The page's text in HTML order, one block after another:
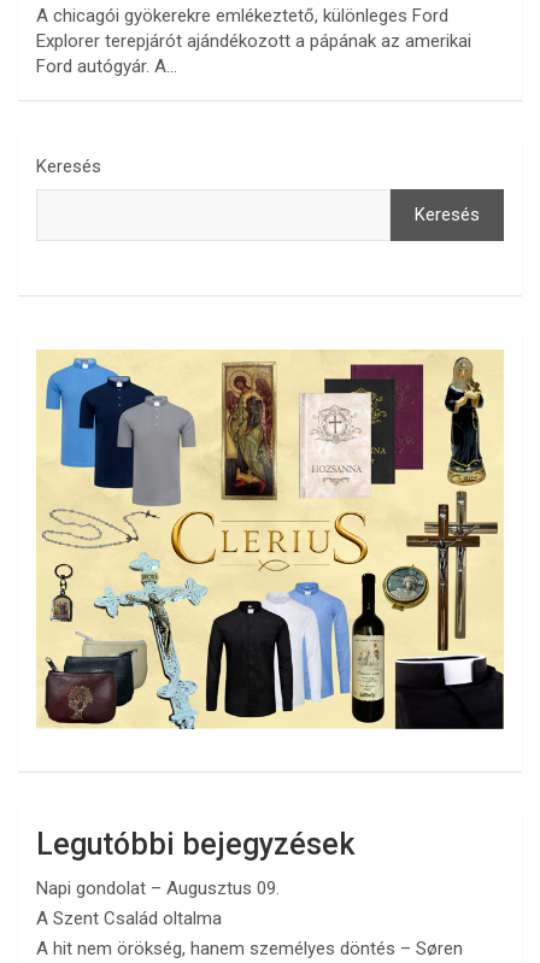
A chicagói gyökerekre emlékeztető, különleges Ford
Explorer terepjárót ajándékozott a pápának az amerikai
Ford autógyár. A…
Keresés
Keresés
Legutóbbi bejegyzések
Napi gondolat – Augusztus 09.
A Szent Család oltalma
A hit nem örökség, hanem személyes döntés – Søren